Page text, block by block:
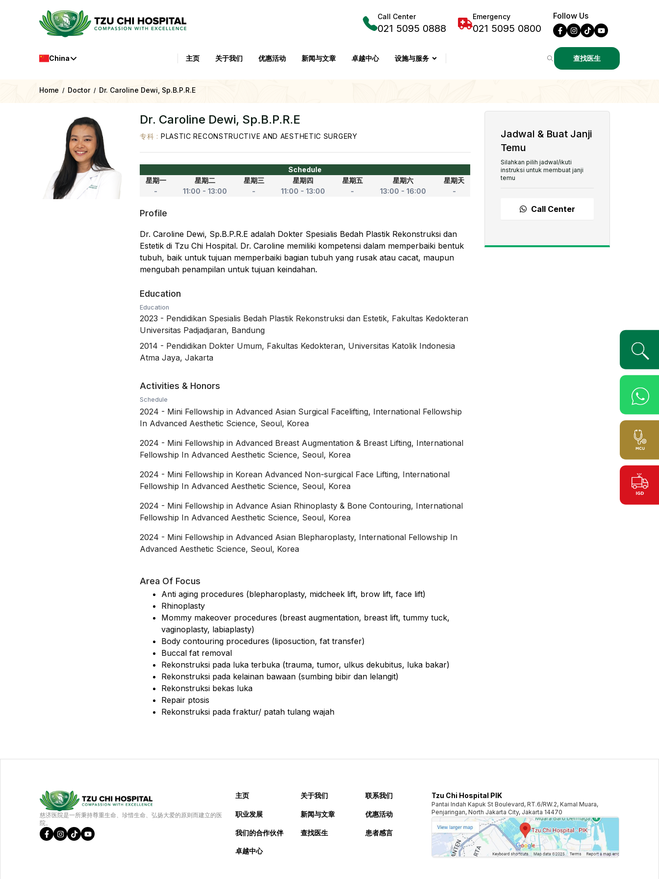
Call Center
021 5095 0888
Emergency
021 5095 0800
Follow Us
China 主页 关于我们 优惠活动 新闻与文章 卓越中心 设施与服务 查找医生
Home / Doctor / Dr. Caroline Dewi, Sp.B.P.R.E
Dr. Caroline Dewi, Sp.B.P.R.E
专科 : PLASTIC RECONSTRUCTIVE AND AESTHETIC SURGERY
Schedule
星期一
星期二 星期三 星期四 星期五 星期六
星期天
-
11:00 - 13:00 - 11:00 - 13:00 - 13:00 - 16:00 -
Profile
Dr. Caroline Dewi, Sp.B.P.R.E adalah Dokter Spesialis Bedah Plastik Rekonstruksi dan
Estetik di Tzu Chi Hospital. Dr. Caroline memiliki kompetensi dalam memperbaiki bentuk
tubuh, baik untuk tujuan memperbaiki bagian tubuh yang rusak atau cacat, maupun
mengubah penampilan untuk tujuan keindahan.
Education
Education
2023 - Pendidikan Spesialis Bedah Plastik Rekonstruksi dan Estetik, Fakultas Kedokteran
Universitas Padjadjaran, Bandung
2014 - Pendidikan Dokter Umum, Fakultas Kedokteran, Universitas Katolik Indonesia
Atma Jaya, Jakarta
Activities & Honors
Schedule
2024 - Mini Fellowship in Advanced Asian Surgical Facelifting, International Fellowship
In Advanced Aesthetic Science, Seoul, Korea
2024 - Mini Fellowship in Advanced Breast Augmentation & Breast Lifting, International
Fellowship In Advanced Aesthetic Science, Seoul, Korea
2024 - Mini Fellowship in Korean Advanced Non-surgical Face Lifting, International
Fellowship In Advanced Aesthetic Science, Seoul, Korea
2024 - Mini Fellowship in Advance Asian Rhinoplasty & Bone Contouring, International
Fellowship In Advanced Aesthetic Science, Seoul, Korea
2024 - Mini Fellowship in Advanced Asian Blepharoplasty, International Fellowship In
Advanced Aesthetic Science, Seoul, Korea
Area Of Focus
Anti aging procedures (blepharoplasty, midcheek lift, brow lift, face lift)
Rhinoplasty
Mommy makeover procedures (breast augmentation, breast lift, tummy tuck,
vaginoplasty, labiaplasty)
Body contouring procedures (liposuction, fat transfer)
Buccal fat removal
Rekonstruksi pada luka terbuka (trauma, tumor, ulkus dekubitus, luka bakar)
Rekonstruksi pada kelainan bawaan (sumbing bibir dan lelangit)
Rekonstruksi bekas luka
Repair ptosis
Rekonstruksi pada fraktur/ patah tulang wajah
Jadwal & Buat Janji
Temu
Silahkan pilih jadwal/ikuti
instruksi untuk membuat janji
temu
Call Center
慈济医院是一所秉持尊重生命、珍惜生命、弘扬大爱的原则而建立的医
院。
主页 关于我们 联系我们
职业发展 新闻与文章 优惠活动
我们的合作伙伴 查找医生 患者感言
卓越中心
Tzu Chi Hospital PIK
Pantai Indah Kapuk St Boulevard, RT.6/RW.2, Kamal Muara,
Penjaringan, North Jakarta City, Jakarta 14470